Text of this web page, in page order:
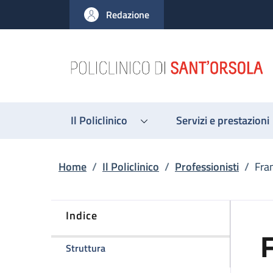
al contenuto principale
to footer content
Redazione
Il Policlinico Servizi e prestazioni
Briciole di pane
Home / Il Policlinico / Professionisti /
Indice
Strutturadella pagina Francesca Balsamo